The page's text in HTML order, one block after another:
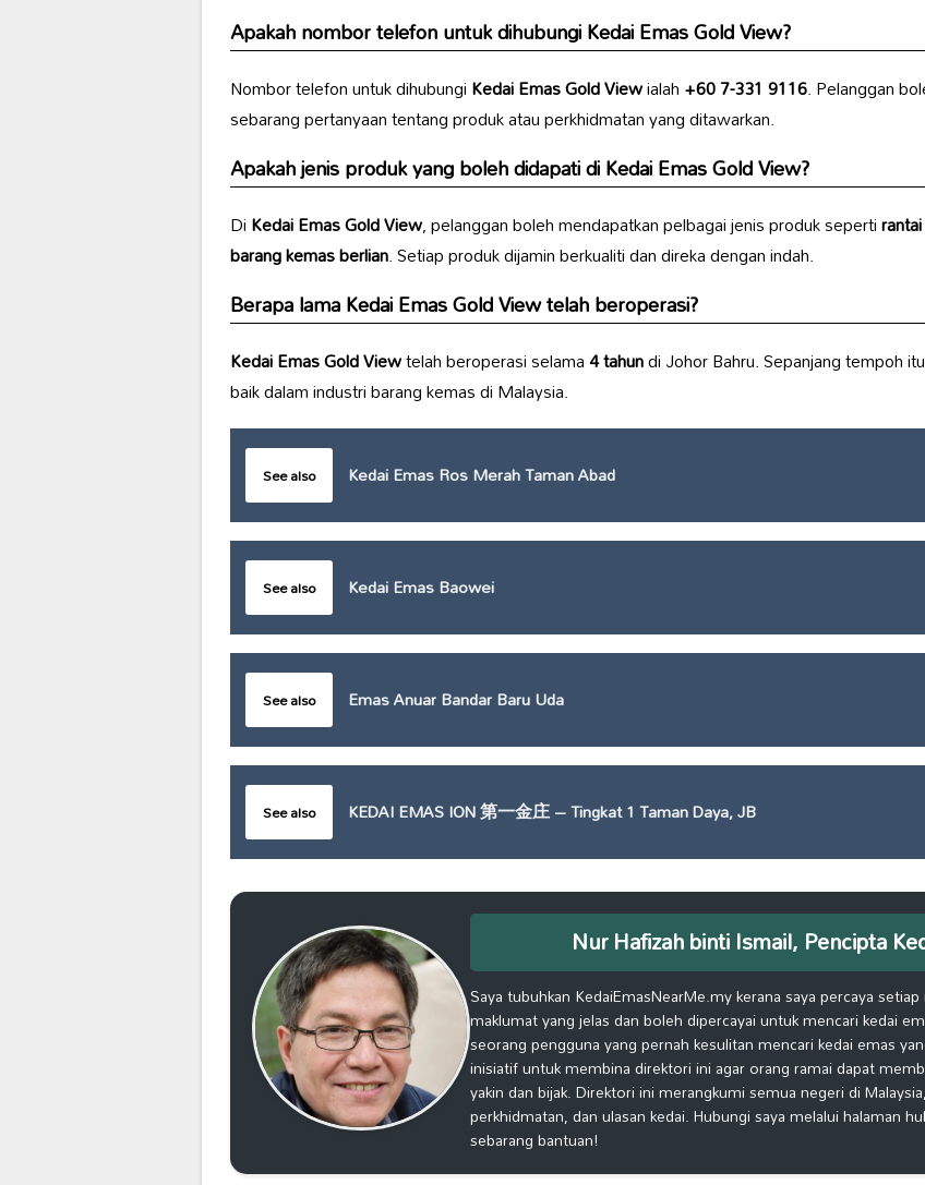
Apakah nombor telefon untuk dihubungiKedai Emas Gold View?
Nombor telefon untuk dihubungiKedai Emas Gold Viewialah+60 7-331 9116. Pelanggan
sebarang pertanyaan tentang produk atau perkhidmatan yang ditawarkan.
Apakah jenis produk yang boleh didapati diKedai Emas Gold View?
DiKedai Emas Gold View, pelanggan boleh mendapatkan pelbagai jenis produk seperti
barang kemas berlian. Setiap produk dijamin berkualiti dan direka dengan indah.
Berapa lamaKedai Emas Gold Viewtelah beroperasi?
Kedai Emas Gold Viewtelah beroperasi selama4 tahundi Johor Bahru. Sepanjang tempoh
baik dalam industri barang kemas di Malaysia.
See also Kedai Emas Ros Merah Taman Abad
See also Kedai Emas Baowei
See also Emas Anuar Bandar Baru Uda
See also KEDAI EMAS ION 第一金庄 – Tingkat 1 Taman Daya, JB
Nur Hafizah binti Ismail, Pencipta
Saya tubuhkan KedaiEmasNearMe.my kerana saya percaya
maklumat yang jelas dan boleh dipercayai untuk mencari kedai
seorang pengguna yang pernah kesulitan mencari kedai emas
inisiatif untuk membina direktori ini agar orang ramai dapat
yakin dan bijak. Direktori ini merangkumi semua negeri di
perkhidmatan, dan ulasan kedai. Hubungi saya melalui halaman
sebarang bantuan!